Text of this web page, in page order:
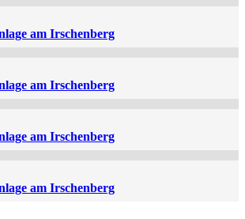
am Irschenberg
am Irschenberg
am Irschenberg
am Irschenberg